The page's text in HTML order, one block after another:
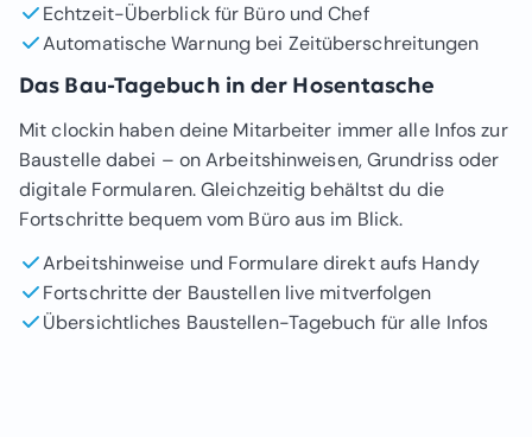
Echtzeit-Überblick für Büro und Chef
Automatische Warnung bei Zeitüberschreitungen
Das Bau-Tagebuch in der Hosentasche
Mit clockin haben deine Mitarbeiter immer alle Infos zur
Baustelle dabei – on Arbeitshinweisen, Grundriss oder
digitale Formularen. Gleichzeitig behältst du die
Fortschritte bequem vom Büro aus im Blick.
Arbeitshinweise und Formulare direkt aufs Handy
Fortschritte der Baustellen live mitverfolgen
Übersichtliches Baustellen-Tagebuch für alle Infos